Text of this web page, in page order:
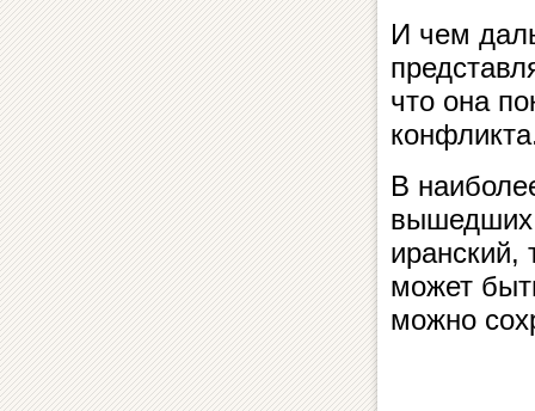
И чем
что она
В
вышедших
иранский,
может
можно